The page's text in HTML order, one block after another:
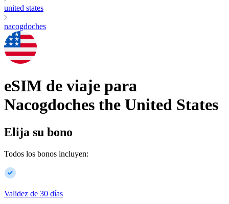
united states
nacogdoches
eSIM de viaje para
Nacogdoches the United States
Elija su bono
Todos los bonos incluyen:
Validez de 30 días